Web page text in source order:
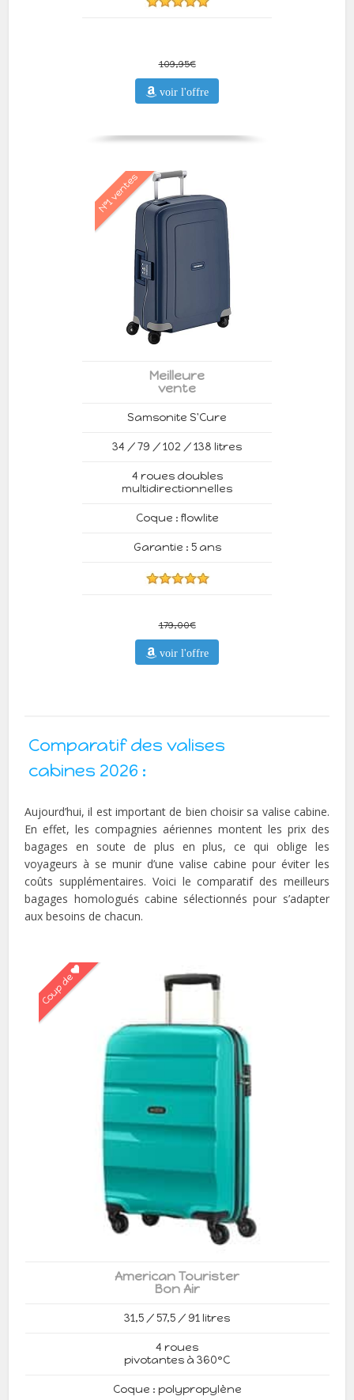
109,95€
voir l'offre
N°1 ventes
Meilleure
vente
Samsonite S'Cure
34 / 79 / 102 / 138 litres
4 roues doubles
multidirectionnelles
Coque : flowlite
Garantie : 5 ans
179,00€
voir l'offre
Comparatif des valises
cabines 2026 :
Aujourd’hui, il est important de bien choisir sa valise cabine.
En effet, les compagnies aériennes montent les prix des
bagages en soute de plus en plus, ce qui oblige les
voyageurs à se munir d’une valise cabine pour éviter les
coûts supplémentaires. Voici le comparatif des meilleurs
bagages homologués cabine sélectionnés pour s’adapter
aux besoins de chacun.
Coup de
American Tourister
Bon Air
31,5 / 57,5 / 91 litres
4 roues
pivotantes à 360°C
Coque : polypropylène